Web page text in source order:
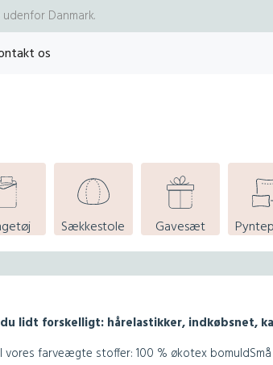
Danmark.
os
Sækkestole Gavesæt
lidt forskelligt: hårelastikker, indkøbsnet,
vores farveægte stoffer: 100 % økotex bomuld